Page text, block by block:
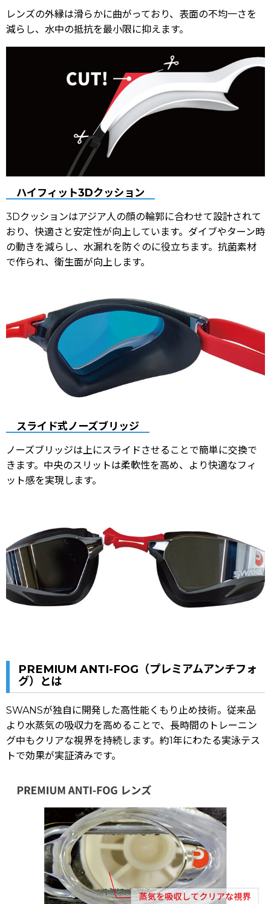
レンズの外縁は滑らかに曲がっており、表面の不均一さを
減らし、水中の抵抗を最小限に抑えます。
ハイフィット3Dクッション
3Dクッションはアジア人の顔の輪郭に合わせて設計されて
おり、快適さと安定性が向上しています。ダイブやターン時
の動きを減らし、水漏れを防ぐのに役立ちます。抗菌素材
で作られ、衛生面が向上します。
スライド式ノーズブリッジ
ノーズブリッジは上にスライドさせることで簡単に交換で
きます。中央のスリットは柔軟性を高め、より快適なフィ
ット感を実現します。
PREMIUM ANTI-FOG（プレミアムアンチフォ
グ）とは
SWANSが独自に開発した高性能くもり止め技術。従来品
より水蒸気の吸収力を高めることで、長時間のトレーニン
グ中もクリアな視界を持続します。約1年にわたる実泳テス
トで効果が実証済みです。